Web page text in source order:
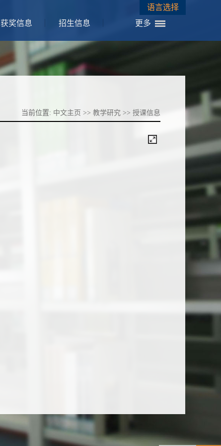
语言选择
获奖信息 招生信息 更多
当前位置: 中文主页 >> 教学研究 >> 授课信息